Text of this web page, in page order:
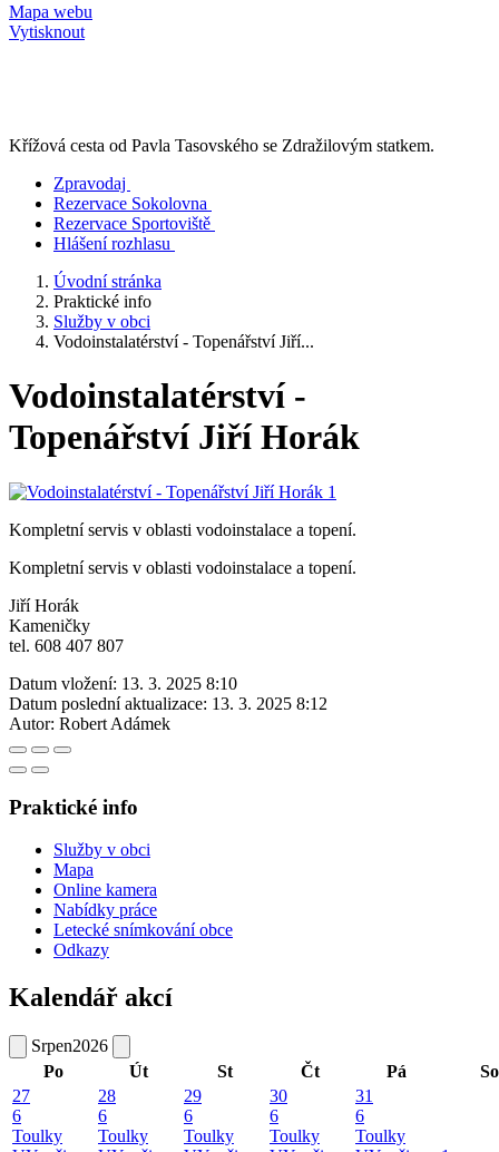
Mapa webu
Vytisknout
Křížová cesta od Pavla Tasovského se Zdražilovým statkem.
Zpravodaj
Rezervace Sokolovna
Rezervace Sportoviště
Hlášení rozhlasu
Úvodní stránka
Praktické info
Služby v obci
Vodoinstalatérství - Topenářství Jiří...
Vodoinstalatérství -
Topenářství Jiří Horák
Kompletní servis v oblasti vodoinstalace a topení.
Kompletní servis v oblasti vodoinstalace a topení.
Jiří Horák
Kameničky
tel. 608 407 807
Datum vložení: 13. 3. 2025 8:10
Datum poslední aktualizace: 13. 3. 2025 8:12
Autor: Robert Adámek
Praktické info
Služby v obci
Mapa
Online kamera
Nabídky práce
Letecké snímkování obce
Odkazy
Kalendář akcí
Srpen2026
Po
Út St Čt Pá
So
27
6
Toulky
28
6
Toulky
29
6
Toulky
30
6
Toulky
31
6
Toulky